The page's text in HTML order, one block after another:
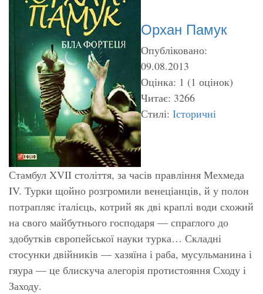
Орхан Памук
Опубліковано:
09.08.2013
Оцінка: 1 (1 оцінок)
Читає: 3266
Стилі: Історичні
Стамбул XVII століття, за часів правління Мехмеда
IV. Турки щойно розгромили венеціанців, й у полон
потрапляє італієць, котрий як дві краплі води схожий
на свого майбутнього господаря — спраглого до
здобутків європейської науки турка… Складні
стосунки двійників — хазяїна і раба, мусульманина і
гяура — це блискуча алегорія протистояння Сходу і
Заходу.